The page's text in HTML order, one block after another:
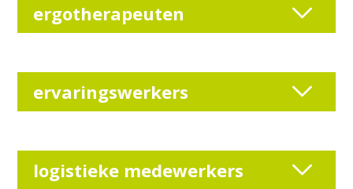
ergotherapeuten
ervaringswerkers
logistieke medewerkers